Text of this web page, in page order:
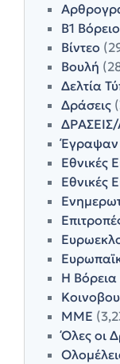
Β1
Βίντεο
Βουλή
Δελτία
Δράσεις
Έγραψαν
Εθνικές
Εθνικές
Η
ΜΜΕ
Όλες οι